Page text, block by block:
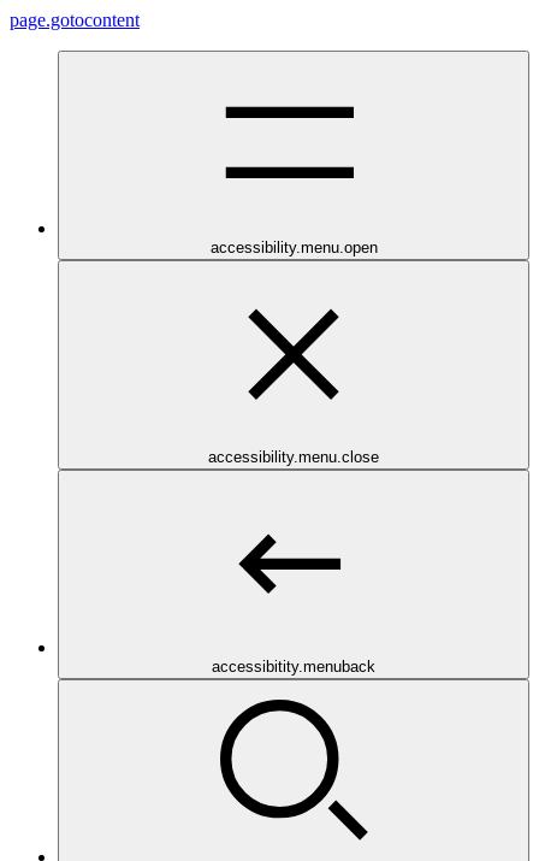
page.gotocontent
accessibility.menu.open
accessibility.menu.close
accessibitity.menuback